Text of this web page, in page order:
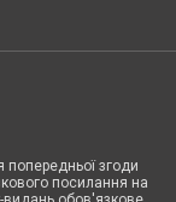
попередньої згоди
посилання на